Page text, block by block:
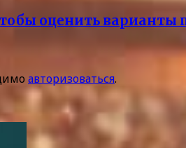
оценить
авторизоваться.